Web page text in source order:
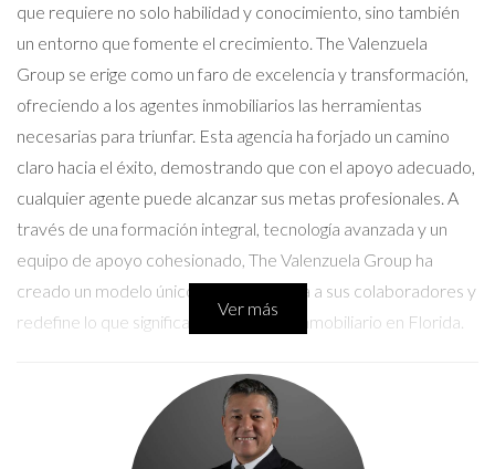
que requiere no solo habilidad y conocimiento, sino también
un entorno que fomente el crecimiento. The Valenzuela
Group se erige como un faro de excelencia y transformación,
ofreciendo a los agentes inmobiliarios las herramientas
necesarias para triunfar. Esta agencia ha forjado un camino
claro hacia el éxito, demostrando que con el apoyo adecuado,
cualquier agente puede alcanzar sus metas profesionales. A
través de una formación integral, tecnología avanzada y un
equipo de apoyo cohesionado, The Valenzuela Group ha
creado un modelo único que empodera a sus colaboradores y
redefine lo que significa ser un agente inmobiliario en Florida.
¿Quiénes Somos?
The Valenzuela Group es más que una agencia inmobiliaria; es
una comunidad vibrante de profesionales dedicados a
Ver más